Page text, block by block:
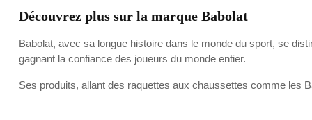
Découvrez plus sur la marque Babolat
Babolat, avec sa longue histoire dans le monde du sport, se
gagnant la confiance des joueurs du monde entier.
Ses produits, allant des raquettes aux chaussettes comme les